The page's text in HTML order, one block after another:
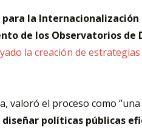
la
de los Observatorios de
la creación de
valoró el proceso como
diseñar políticas públicas